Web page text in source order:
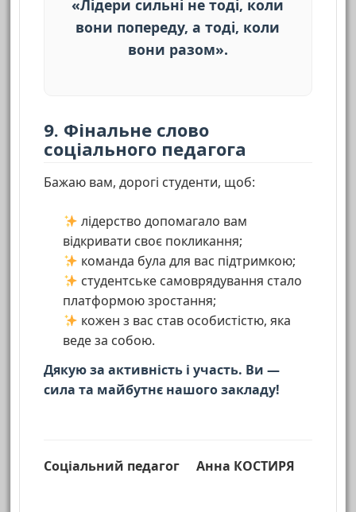
«Лідери сильні не тоді, коли
вони попереду, а тоді, коли
вони разом».
9. Фінальне слово
соціального педагога
Бажаю вам, дорогі студенти, щоб:
лідерство допомагало вам
відкривати своє покликання;
команда була для вас підтримкою;
студентське самоврядування стало
платформою зростання;
кожен з вас став особистістю, яка
веде за собою.
Дякую за активність і участь. Ви —
сила та майбутнє нашого закладу!
Соціальний педагог Анна КОСТИРЯ